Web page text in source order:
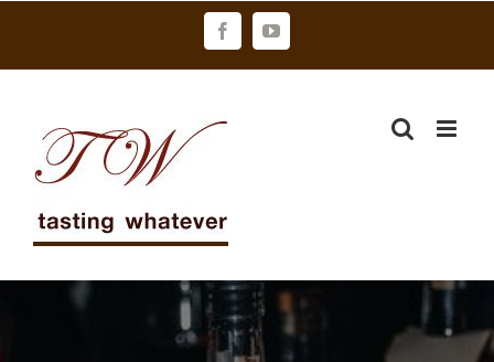
FacebookYouTube